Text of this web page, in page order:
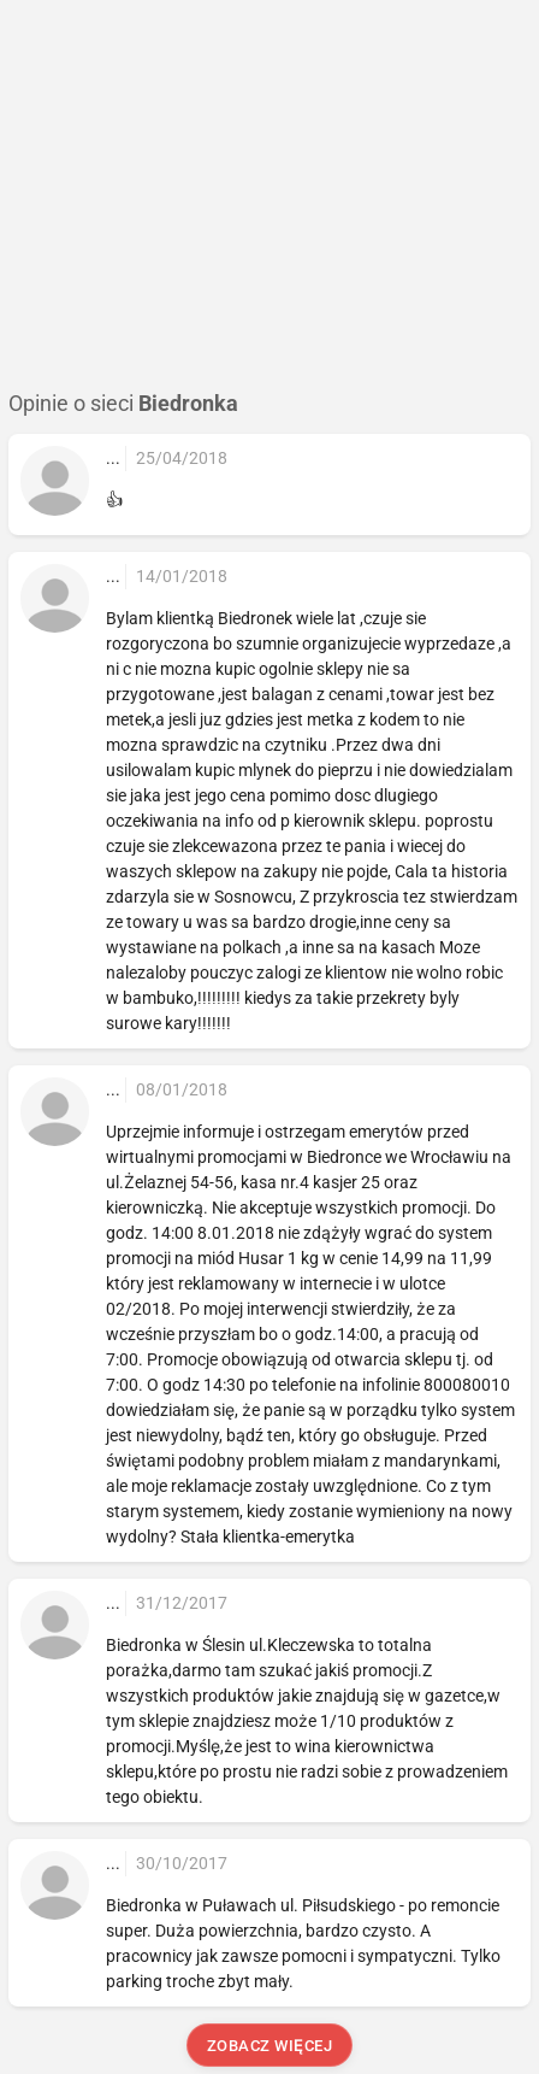
Opinie o sieci Biedronka
... 25/04/2018
👍
... 14/01/2018
Bylam klientką Biedronek wiele lat ,czuje sie
rozgoryczona bo szumnie organizujecie wyprzedaze ,a
ni c nie mozna kupic ogolnie sklepy nie sa
przygotowane ,jest balagan z cenami ,towar jest bez
metek,a jesli juz gdzies jest metka z kodem to nie
mozna sprawdzic na czytniku .Przez dwa dni
usilowalam kupic mlynek do pieprzu i nie dowiedzialam
sie jaka jest jego cena pomimo dosc dlugiego
oczekiwania na info od p kierownik sklepu. poprostu
czuje sie zlekcewazona przez te pania i wiecej do
waszych sklepow na zakupy nie pojde, Cala ta historia
zdarzyla sie w Sosnowcu, Z przykroscia tez stwierdzam
ze towary u was sa bardzo drogie,inne ceny sa
wystawiane na polkach ,a inne sa na kasach Moze
nalezaloby pouczyc zalogi ze klientow nie wolno robic
w bambuko,!!!!!!!!! kiedys za takie przekrety byly
surowe kary!!!!!!!
... 08/01/2018
Uprzejmie informuje i ostrzegam emerytów przed
wirtualnymi promocjami w Biedronce we Wrocławiu na
ul.Żelaznej 54-56, kasa nr.4 kasjer 25 oraz
kierowniczką. Nie akceptuje wszystkich promocji. Do
godz. 14:00 8.01.2018 nie zdążyły wgrać do system
promocji na miód Husar 1 kg w cenie 14,99 na 11,99
który jest reklamowany w internecie i w ulotce
02/2018. Po mojej interwencji stwierdziły, że za
wcześnie przyszłam bo o godz.14:00, a pracują od
7:00. Promocje obowiązują od otwarcia sklepu tj. od
7:00. O godz 14:30 po telefonie na infolinie 800080010
dowiedziałam się, że panie są w porządku tylko system
jest niewydolny, bądź ten, który go obsługuje. Przed
świętami podobny problem miałam z mandarynkami,
ale moje reklamacje zostały uwzględnione. Co z tym
starym systemem, kiedy zostanie wymieniony na nowy
wydolny? Stała klientka-emerytka
... 31/12/2017
Biedronka w Ślesin ul.Kleczewska to totalna
porażka,darmo tam szukać jakiś promocji.Z
wszystkich produktów jakie znajdują się w gazetce,w
tym sklepie znajdziesz może 1/10 produktów z
promocji.Myślę,że jest to wina kierownictwa
sklepu,które po prostu nie radzi sobie z prowadzeniem
tego obiektu.
... 30/10/2017
Biedronka w Puławach ul. Piłsudskiego - po remoncie
super. Duża powierzchnia, bardzo czysto. A
pracownicy jak zawsze pomocni i sympatyczni. Tylko
parking troche zbyt mały.
ZOBACZ WIĘCEJ